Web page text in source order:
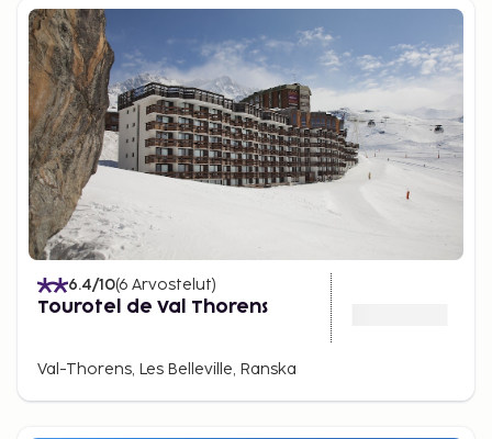
6.4/10(6 Arvostelut)
Tourotel de Val Thorens
Val-Thorens, Les Belleville, Ranska